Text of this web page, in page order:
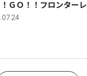
ＧＯ！！フロンターレ